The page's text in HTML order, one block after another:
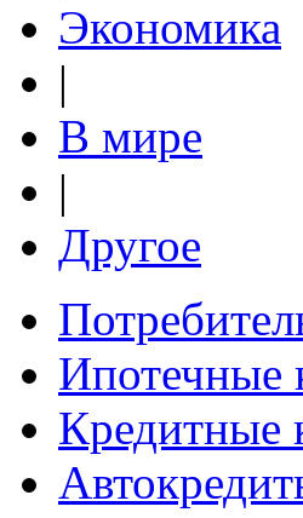
Экономика
|
В мире
|
Другое
Ипотечные
Кредитные